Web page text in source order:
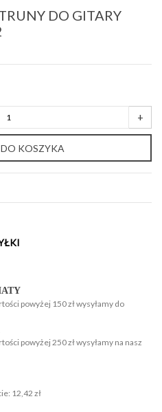
DO GITARY
+
KOSZYKA
powyżej 150 zł wysyłamy do
powyżej 250 zł wysyłamy na nasz
12,42 zł